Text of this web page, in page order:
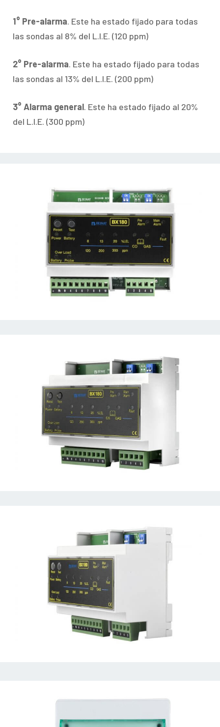
1° Pre-alarma. Este ha estado fijado para todas
las sondas al 8% del L.I.E. (120 ppm)
2° Pre-alarma. Este ha estado fijado para todas
las sondas al 13% del L.I.E. (200 ppm)
3° Alarma general. Este ha estado fijado al 20%
del L.I.E. (300 ppm)